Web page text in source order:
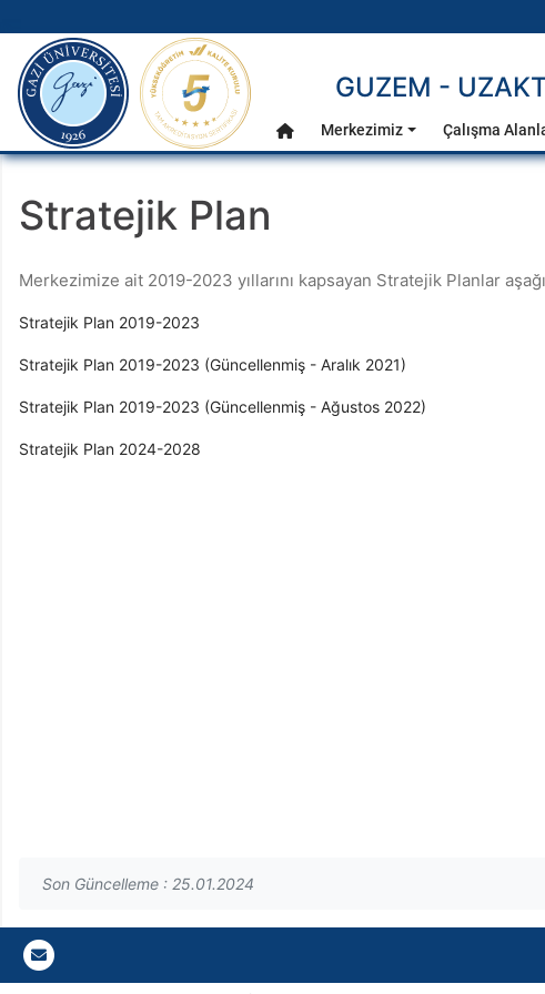
Ana Menü
gazi.edu.tr
GUZEM -
Anasayfa
Merkezimiz Çalışma
Stratejik Plan
Merkezimize ait 2019-2023 yıllarını kapsayan Stratejik Planlar
Stratejik Plan 2019-2023
Stratejik Plan 2019-2023 (Güncellenmiş - Aralık 2021)
Stratejik Plan 2019-2023 (Güncellenmiş - Ağustos 2022)
Stratejik Plan 2024-2028
Son Güncelleme : 25.01.2024
Gazi E-Mail